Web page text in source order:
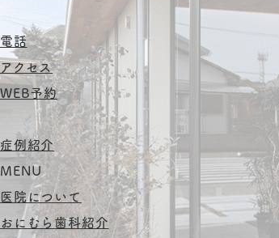
電話
アクセス
WEB予約
症例紹介
MENU
医院について
おにむら歯科紹介